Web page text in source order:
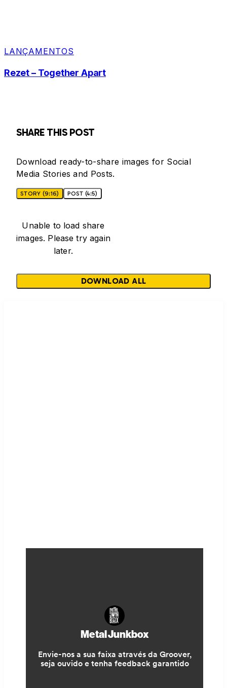
LANÇAMENTOS
Rezet – Together Apart
SHARE THIS POST
Download ready-to-share images for Social
Media Stories and Posts.
STORY (9:16) POST (4:5)
Unable to load share
images. Please try again
later.
DOWNLOAD ALL